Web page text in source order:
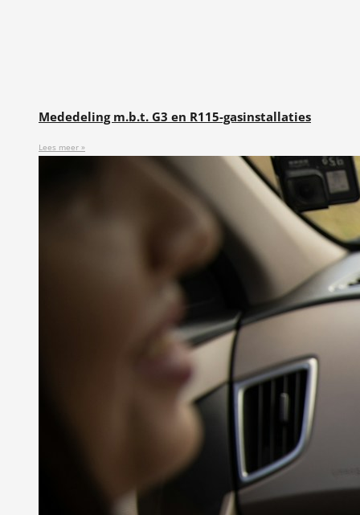
Mededeling m.b.t. G3 en R115-gasinstallaties
Lees meer »